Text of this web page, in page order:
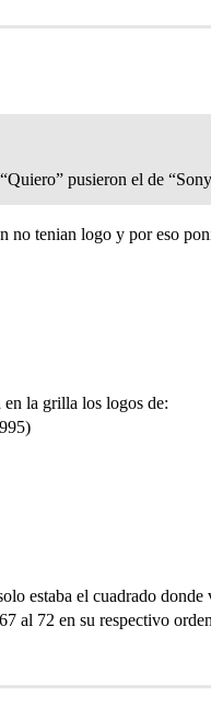
pusieron el de
no tenian logo y por eso
en la grilla los logos de:
estaba el cuadrado donde
al 72 en su respectivo